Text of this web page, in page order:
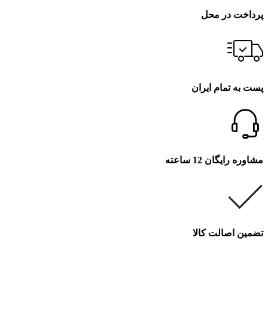
پرداخت در محل
پست به تمام ایران
مشاوره رایگان 12 ساعته
تضمین اصالت کالا